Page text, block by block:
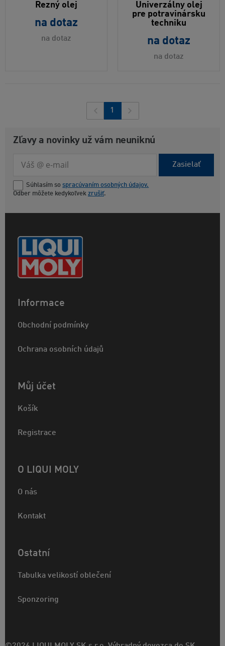
Rezný olej
na dotaz
na dotaz
Univerzálny olej
pre potravinársku
techniku
na dotaz
na dotaz
1
Zľavy a novinky už vám neuniknú
Zasielať
Súhlasím so spracúvaním osobných údajov.
Odber môžete kedykoľvek zrušiť.
Informace
Obchodní podmínky
Ochrana osobních údajů
Můj účet
Košík
Registrace
O LIQUI MOLY
O nás
Kontakt
Ostatní
Tabulka velikostí oblečení
Sponzoring